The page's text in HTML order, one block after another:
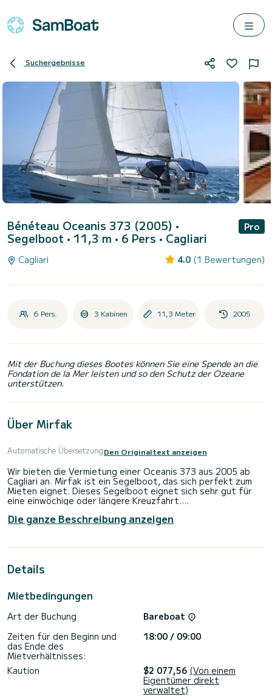
Suchergebnisse
Bénéteau Oceanis 373 (2005) •
Segelboot • 11,3 m • 6 Pers • Cagliari
Pro
Cagliari 4.0 (1 Bewertungen)
6 Pers. 3 Kabinen 11,3 Meter 2005
Mit der Buchung dieses Bootes können Sie eine Spende an die
Fondation de la Mer leisten und so den Schutz der Ozeane
unterstützen.
Über Mirfak
Automatische ÜbersetzungDen Originaltext anzeigen
Wir bieten die Vermietung einer Oceanis 373 aus 2005 ab
Cagliari an. Mirfak ist ein Segelboot, das sich perfekt zum
Mieten eignet. Dieses Segelboot eignet sich sehr gut für
eine einwöchige oder längere Kreuzfahrt.
Auf diesem 11 Meter langen Segelboot werden Sie eine
außergewöhnliche Kreuzfahrt erleben. Sie können bis zu 6
nutzen.
Diese Oceanis 373 ist mit 1 Badezimmer mit Dusche
Dieses Boot ist mit einem durchgelatteten Großsegel und
Ausstattung: Autopilot, Heckdusche.
Kontaktieren Sie uns für ein Angebot, Sie werden von einem
Die ganze Beschreibung anzeigen
Details
Mietbedingungen
Art der Buchung
Bareboat
Zeiten für den Beginn und
das Ende des
Mietverhältnisses:
18:00 / 09:00
Kaution $2 077,56 (Von einem
Eigentümer direkt
verwaltet)